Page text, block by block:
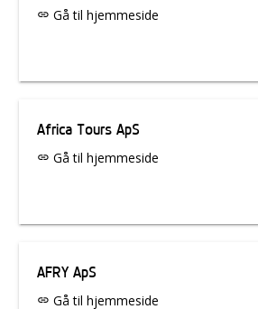
link Gå til hjemmeside
Africa Tours ApS
link Gå til hjemmeside
AFRY ApS
link Gå til hjemmeside